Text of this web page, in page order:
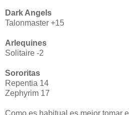
Dark Angels
Talonmaster +15
Arlequines
Solitaire -2
Sororitas
Repentia 14
Zephyrim 17
Como es habitual es mejor tomar